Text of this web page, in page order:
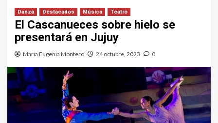
Danza Destacados Música Teatro
El Cascanueces sobre hielo se
presentará en Jujuy
Maria Eugenia Montero 24 octubre, 2023 0